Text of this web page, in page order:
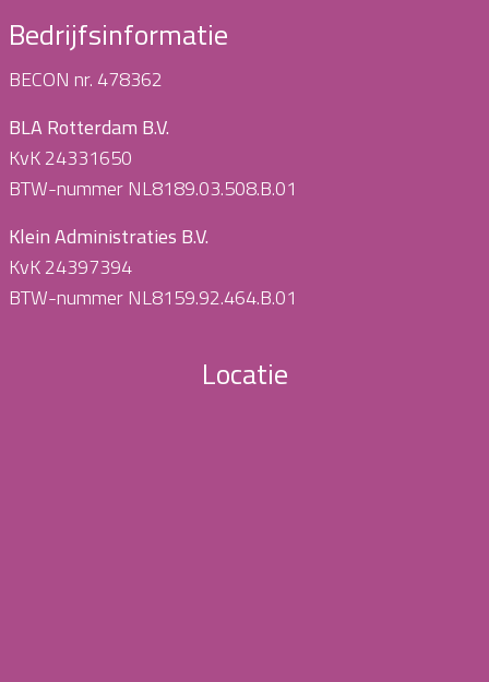
Bedrijfsinformatie
BECON nr. 478362
BLA Rotterdam B.V.
KvK 24331650
BTW-nummer NL8189.03.508.B.01
Klein Administraties B.V.
KvK 24397394
BTW-nummer NL8159.92.464.B.01
Locatie